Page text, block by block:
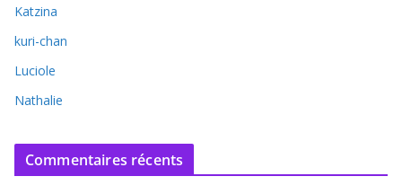
Katzina
kuri-chan
Luciole
Nathalie
Commentaires récents